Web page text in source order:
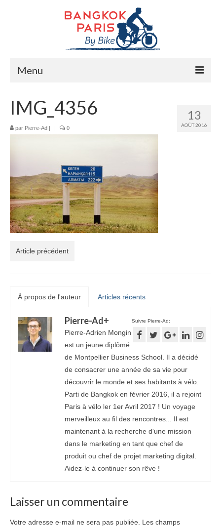
Menu
Préparation bike trip
La route
Me soutenir
Presse
13
AOÛT 2016
IMG_4356
par Pierre-Ad | | 0
Article précédent
À propos de l'auteur Articles récents
Suivre Pierre-Ad:
Pierre-Ad+
Pierre-Adrien Mongin
est un jeune diplômé
de Montpellier Business School. Il a décidé
de consacrer une année de sa vie pour
découvrir le monde et ses habitants à vélo.
Parti de Bangkok en février 2016, il a rejoint
Paris à vélo ler 1er Avril 2017 ! Un voyage
merveilleux au fil des rencontres... Il est
maintenant à la recherche d'une mission
dans le marketing en tant que chef de
produit ou chef de projet marketing digital.
Aidez-le à continuer son rêve !
Laisser un commentaire
Votre adresse e-mail ne sera pas publiée.
Les champs